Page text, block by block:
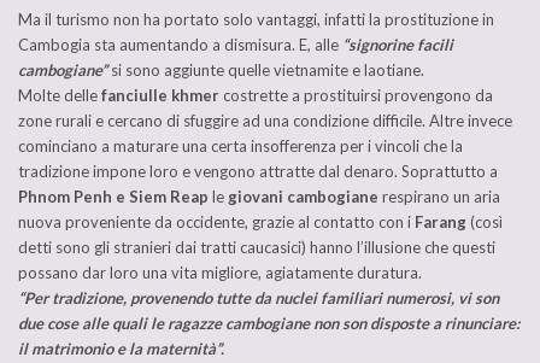
Ma il turismo non ha portato solo vantaggi, infatti la prostituzione in
Cambogia sta aumentando a dismisura. E, alle “signorine facili
cambogiane”si sono aggiunte quelle vietnamite e laotiane.
Molte dellefanciulle khmercostrette a prostituirsi provengono da
zone rurali e cercano di sfuggire ad una condizione difficile. Altre invece
cominciano a maturare una certa insofferenza per i vincoli che la
tradizione impone loro e vengono attratte dal denaro. Soprattutto a
Phnom Penh e Siem Reap legiovani cambogiane respirano un aria
nuova proveniente da occidente, grazie al contatto con i Farang(così
detti sono gli stranieri dai tratti caucasici) hanno l’illusione che questi
possano dar loro una vita migliore, agiatamente duratura.
“Per tradizione, provenendo tutte da nuclei familiari numerosi, vi son
due cose alle quali le ragazze cambogiane non son disposte a rinunciare:
il matrimonio e la maternità”.